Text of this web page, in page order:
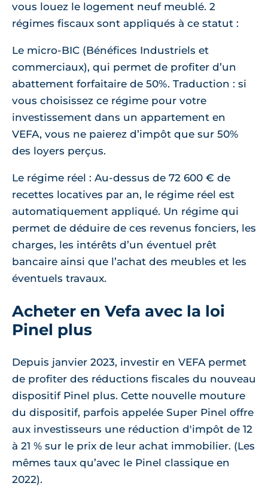
vous louez le logement neuf meublé. 2
régimes fiscaux sont appliqués à ce statut :
Le micro-BIC (Bénéfices Industriels et
commerciaux), qui permet de profiter d’un
abattement forfaitaire de 50%. Traduction : si
vous choisissez ce régime pour votre
investissement dans un appartement en
VEFA, vous ne paierez d’impôt que sur 50%
des loyers perçus.
Le régime réel : Au-dessus de 72 600 € de
recettes locatives par an, le régime réel est
automatiquement appliqué. Un régime qui
permet de déduire de ces revenus fonciers, les
charges, les intérêts d’un éventuel prêt
bancaire ainsi que l’achat des meubles et les
éventuels travaux.
Acheter en Vefa avec la loi
Pinel plus
Depuis janvier 2023, investir en VEFA permet
de profiter des réductions fiscales du nouveau
dispositif Pinel plus. Cette nouvelle mouture
du dispositif, parfois appelée Super Pinel offre
aux investisseurs une réduction d'impôt de 12
à 21 % sur le prix de leur achat immobilier. (Les
mêmes taux qu’avec le Pinel classique en
2022).